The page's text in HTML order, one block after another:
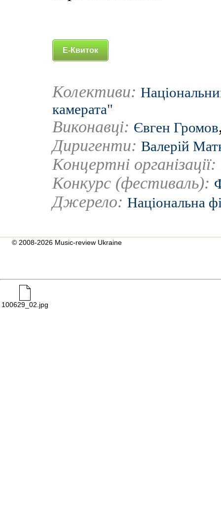
Е-Квиток
Колективи:
камерата"
Виконавці: Євген Громов
Диригенти: Валерій
Концертні організації:
Конкурс (фестиваль):
Джерело: Національна
© 2008-2026 Music-review Ukraine
100629_02.jpg